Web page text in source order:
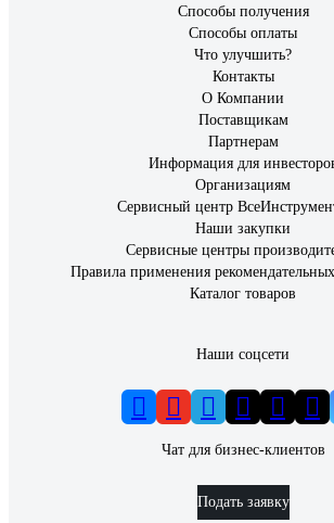
Способы получения
Способы оплаты
Что улучшить?
Контакты
О Компании
Поставщикам
Партнерам
Информация для
Организациям
Сервисный центр
Наши закупки
Сервисные центры
Правила применения
Каталог товаров
Наши соцсети
Чат для бизнес-клиентов
Подать заявку